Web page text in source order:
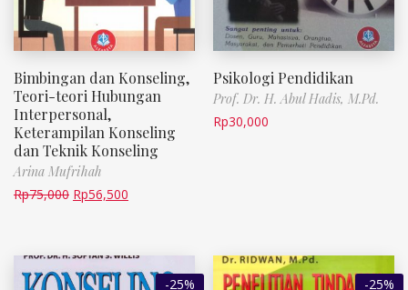
Bimbingan dan Konseling,
Teori-teori Hubungan
Interpersonal,
Keterampilan Konseling
dan Teknik Konseling
Arina Mufrihah
Rp75,000 Rp56,500
Psikologi Pendidikan
Prof. Dr. H. Abul Hadis, M.Pd.
Rp30,000
-25% -25%